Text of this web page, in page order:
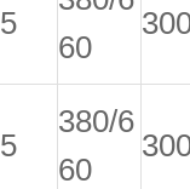
60
380/6
60